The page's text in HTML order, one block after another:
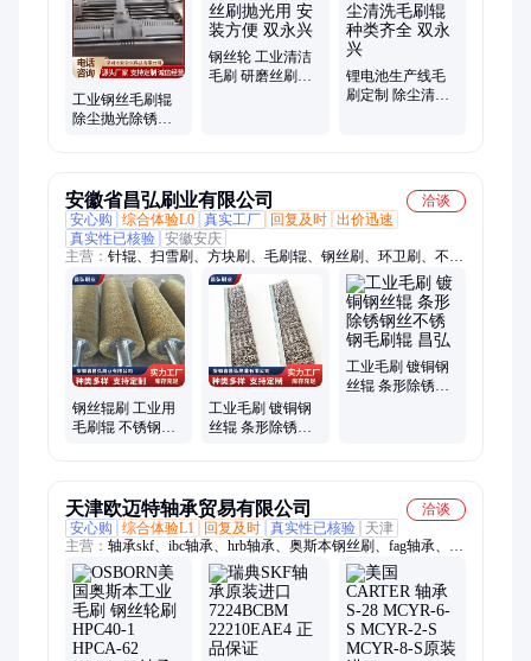
簧刷、防尘条、清洗工具、清洗机刷、除尘刷子、清洗拖把、密
封刷子
工业钢丝毛刷辊
除尘抛光除锈钢
钢丝轮 工业清洁
毛刷 研磨丝刷抛
锂电池生产线毛
刷定制 除尘清洗
安徽省昌弘刷业有限公司
洽谈
安心购
综合体验L0 真实工厂 回复及时 出价迅速
真实性已核验 安徽安庆
主营： 针辊、扫雪刷、方块刷、毛刷辊、钢丝刷、环卫刷、不织
布辊、打磨刷、条刷
钢丝辊刷 工业用
毛刷辊 不锈钢丝
工业毛刷 镀铜钢
丝辊 条形除锈钢
工业毛刷 镀铜钢
丝辊 条形除锈钢
天津欧迈特轴承贸易有限公司
洽谈
安心购
综合体验L1 回复及时 真实性已核验
天津
主营： 轴承skf、ibc轴承、hrb轴承、奥斯本钢丝刷、fag轴承、
ami轴承、itb轴承、德国fag、fkd福田、瑞典skf、ast轴承、轴承
fkd、pci轴承、mrc轴承、ina轴承、nsk轴承、球轴承、rbc轴承、
berg轴承、nhbb轴承、6918轴承、nice轴承、防松螺母、精密螺
母、barden轴承、滚轮轴承